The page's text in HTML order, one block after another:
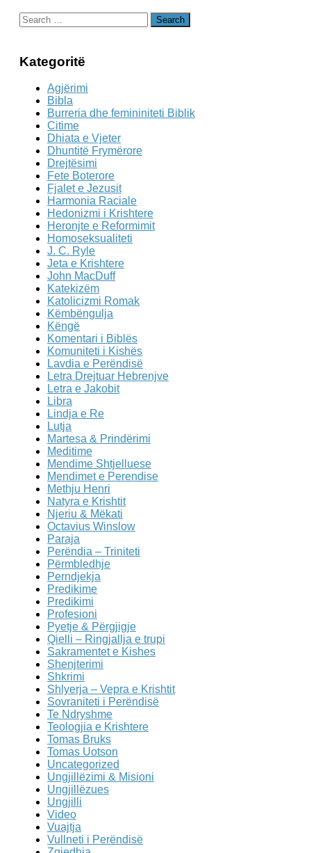
Search
for:
Kategoritë
Agjërimi
Bibla
Burreria dhe femininiteti Biblik
Citime
Dhiata e Vjeter
Dhuntitë Frymërore
Drejtësimi
Fete Boterore
Fjalet e Jezusit
Harmonia Raciale
Hedonizmi i Krishtere
Heronjte e Reformimit
Homoseksualiteti
J. C. Ryle
Jeta e Krishtere
John MacDuff
Katekizëm
Katolicizmi Romak
Këmbëngulja
Këngë
Komentari i Biblës
Komuniteti i Kishës
Lavdia e Perëndisë
Letra Drejtuar Hebrenjve
Letra e Jakobit
Libra
Lindja e Re
Lutja
Martesa & Prindërimi
Meditime
Mendime Shtjelluese
Mendimet e Perendise
Methju Henri
Natyra e Krishtit
Njeriu & Mëkati
Octavius Winslow
Paraja
Perëndia – Triniteti
Përmbledhje
Perndjekja
Predikime
Predikimi
Profesioni
Pyetje & Përgjigje
Qielli – Ringjallja e trupi
Sakramentet e Kishes
Shenjterimi
Shkrimi
Shlyerja – Vepra e Krishtit
Sovraniteti i Perëndisë
Te Ndryshme
Teologjia e Krishtere
Tomas Bruks
Tomas Uotson
Uncategorized
Ungjillëzimi & Misioni
Ungjillëzues
Ungjilli
Video
Vuajtja
Vullneti i Perëndisë